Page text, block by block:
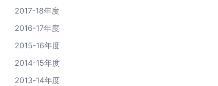
2017-18年度
2016-17年度
2015-16年度
2014-15年度
2013-14年度